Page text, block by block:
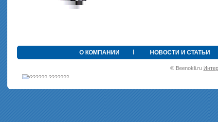
О КОМПАНИИ НОВОСТИ И СТАТЬИ
© Beenokli.ru
•